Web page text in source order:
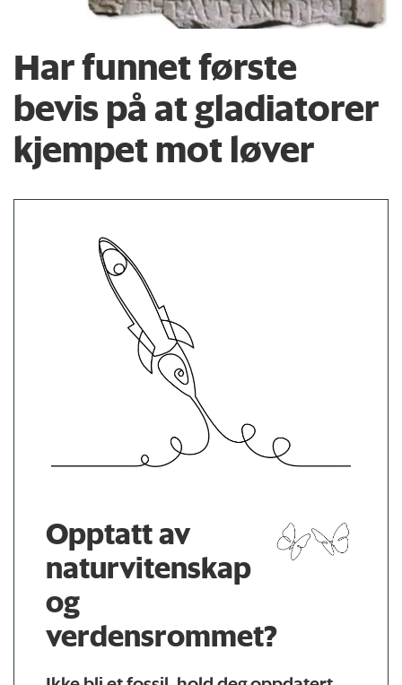
Har funnet første
bevis på at gladiatorer
kjempet mot løver
Opptatt av
naturvitenskap
og
verdensrommet?